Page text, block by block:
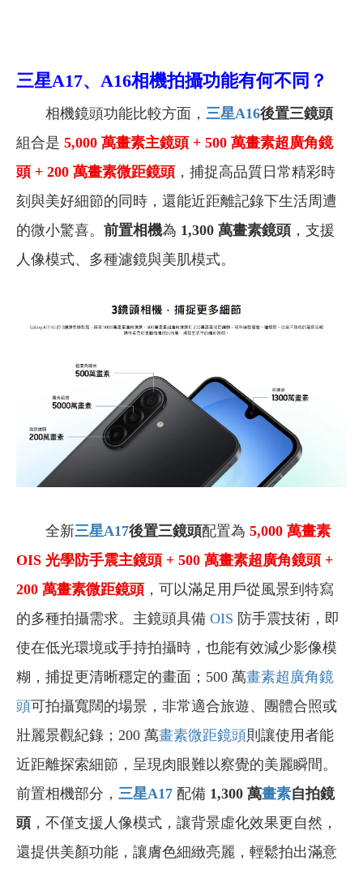
三星A17、A16相機拍攝功能有何不同？
相機鏡頭功能比較方面， 三星A16後置三鏡頭
組合是 5,000 萬畫素主鏡頭 + 500 萬畫素超廣角鏡
頭 + 200 萬畫素微距鏡頭，捕捉高品質日常精彩時
刻與美好細節的同時，還能近距離記錄下生活周遭
的微小驚喜。 前置相機為 1,300 萬畫素鏡頭，支援
人像模式、多種濾鏡與美肌模式。
全新三星A17後置三鏡頭配置為 5,000 萬畫素
OIS 光學防手震主鏡頭 + 500 萬畫素超廣角鏡頭 +
200 萬畫素微距鏡頭 ，可以滿足用戶從風景到特寫
的多種拍攝需求。主鏡頭具備 OIS 防手震技術，即
使在低光環境或手持拍攝時，也能有效減少影像模
糊，捕捉更清晰穩定的畫面；500 萬畫素超廣角鏡
頭可拍攝寬闊的場景，非常適合旅遊、團體合照或
壯麗景觀紀錄；200 萬畫素微距鏡頭則讓使用者能
近距離探索細節，呈現肉眼難以察覺的美麗瞬間。
前置相機部分， 三星A17 配備 1,300 萬畫素自拍鏡
頭 ，不僅支援人像模式，讓背景虛化效果更自然，
還提供美顏功能，讓膚色細緻亮麗，輕鬆拍出滿意